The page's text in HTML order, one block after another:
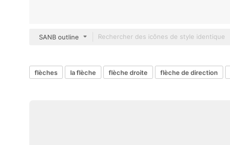
SANB outline
flèches la flèche flèche droite flèche de direction